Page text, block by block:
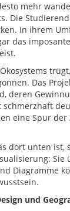
mehr
Die
In ihrem
das
Das
deren
eine Spur
dort unten ist,
Diagramme
und